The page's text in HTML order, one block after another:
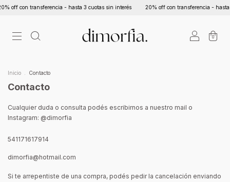
off con transferencia - hasta 3 cuotas sin interés 20% off con transferencia - hasta
0
Inicio Contacto
Contacto
Cualquier duda o consulta podés escribirnos a nuestro mail o
Instagram: @dimorfia
541171617914
dimorfia@hotmail.com
Si te arrepentiste de una compra, podés pedir la cancelación enviando